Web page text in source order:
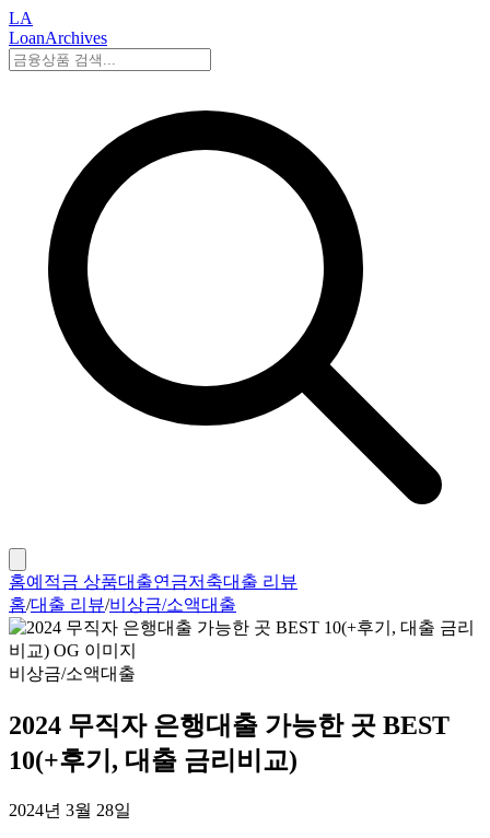
LA
LoanArchives
홈예적금 상품대출연금저축대출 리뷰
홈/대출 리뷰/비상금/소액대출
비상금/소액대출
2024 무직자 은행대출 가능한 곳 BEST
10(+후기, 대출 금리비교)
2024년 3월 28일